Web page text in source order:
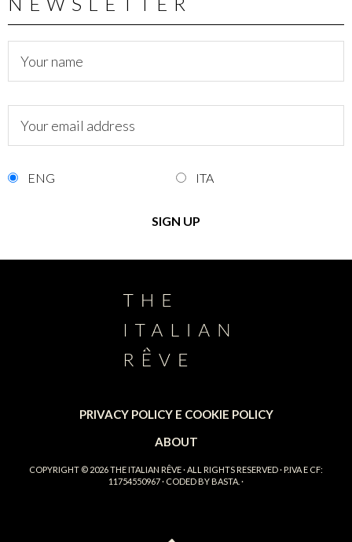
ENG ITA
PRIVACY POLICY E COOKIE POLICY
ABOUT
COPYRIGHT © 2026THE ITALIAN RÊVE· ALL RIGHTS RESERVED · P.IVA E CF:
11754550967 · CODED BY BASTA. ·